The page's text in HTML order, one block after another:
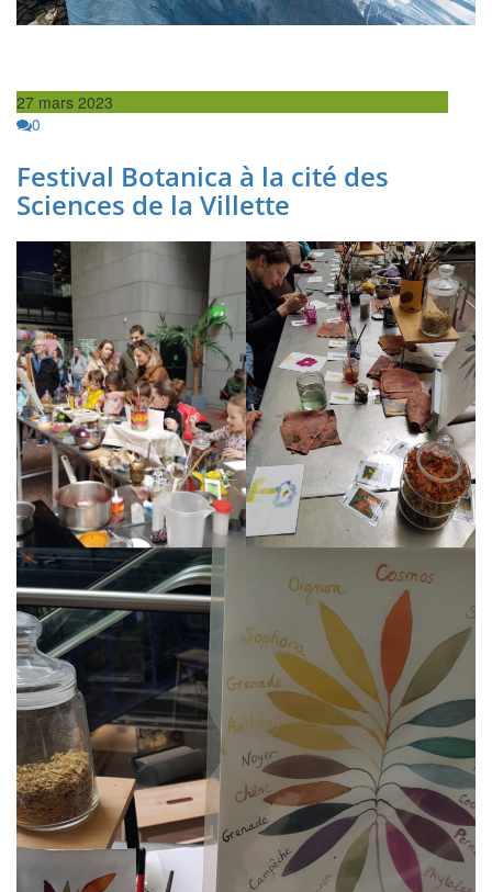
27 mars 2023
0
Festival Botanica à la cité des
Sciences de la Villette